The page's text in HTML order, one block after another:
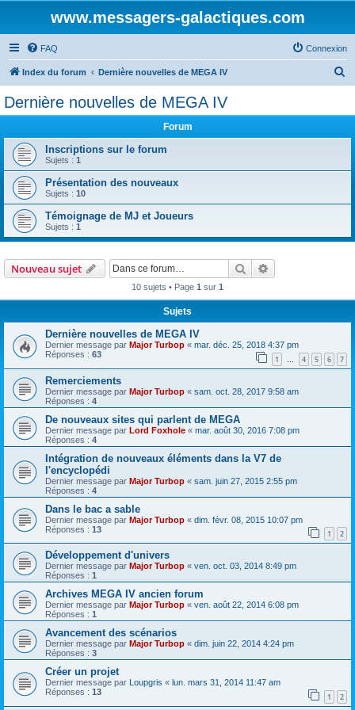
www.messagers-galactiques.com
FAQ Connexion
Index du forum Dernière nouvelles de MEGA IV
h
r
Dernière nouvelles de MEGA IV
Forum
Inscriptions sur le forum
Sujets : 1
Présentation des nouveaux
Sujets : 10
Témoignage de MJ et Joueurs
Sujets : 1
Nouveau sujet Rechercher
10 sujets • Page 1 sur 1
Sujets
Dernière nouvelles de MEGA IV
Dernier message par Major Turbop « mar. déc. 25, 2018 4:37 pm
Réponses : 63 1 … 4 5 6 7
Remerciements
Dernier message par Major Turbop « sam. oct. 28, 2017 9:58 am
Réponses : 4
De nouveaux sites qui parlent de MEGA
Dernier message par Lord Foxhole « mar. août 30, 2016 7:08 pm
Réponses : 4
Intégration de nouveaux éléments dans la V7 de
l'encyclopédi
Dernier message par Major Turbop « sam. juin 27, 2015 2:55 pm
Réponses : 4
Dans le bac a sable
Dernier message par Major Turbop « dim. févr. 08, 2015 10:07 pm
Réponses : 13 1 2
Développement d'univers
Dernier message par Major Turbop « ven. oct. 03, 2014 8:49 pm
Réponses : 1
Archives MEGA IV ancien forum
Dernier message par Major Turbop « ven. août 22, 2014 6:08 pm
Réponses : 1
Avancement des scénarios
Dernier message par Major Turbop « dim. juin 22, 2014 4:24 pm
Réponses : 3
Créer un projet
Dernier message par Loupgris « lun. mars 31, 2014 11:47 am
Réponses : 13 1 2